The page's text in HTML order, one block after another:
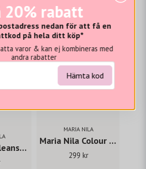
Maria Nila Cleanse Shampoo 350 ml
MARIA NILA
Maria Nila Colour Refresh Cool Cream 300 ml
299 kr
20% rabatt
nedan för att få en
på hela ditt köp*
varor & kan ej kombineras med
andra rabatter
Hämta kod